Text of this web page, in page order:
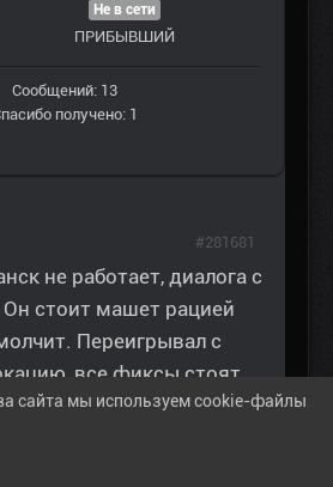
Не в сети
ПРИБЫВШИЙ
Сообщений: 13
получено: 1
не работает, диалога с
стоит машет рацией
Переигрывал с
все фиксы стоят.
нибудь такое?
#281681
сайта мы используем cookie-файлы